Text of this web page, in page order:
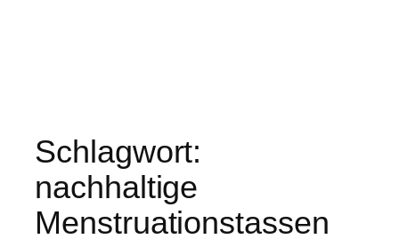
Schlagwort:
nachhaltige
Menstruationstassen